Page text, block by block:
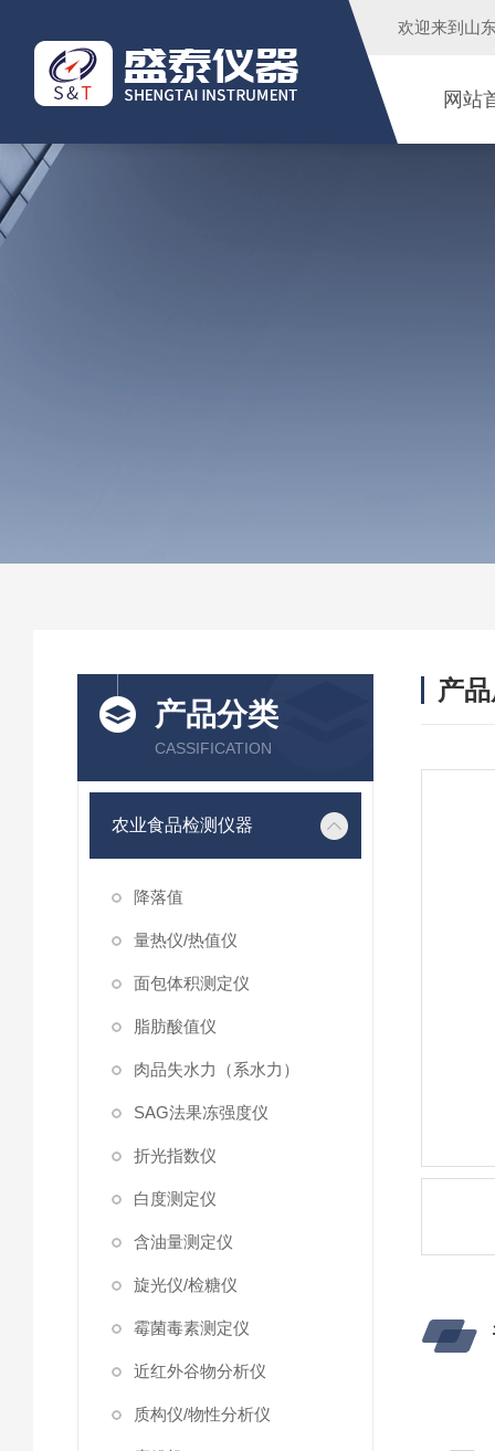
欢迎来到 山
网站
产品分类
CASSIFICATION
农业食品检测仪器
降落值
量热仪/热值仪
面包体积测定仪
脂肪酸值仪
肉品失水力（系水力）
SAG法果冻强度仪
折光指数仪
白度测定仪
含油量测定仪
旋光仪/检糖仪
霉菌毒素测定仪
近红外谷物分析仪
质构仪/物性分析仪
产